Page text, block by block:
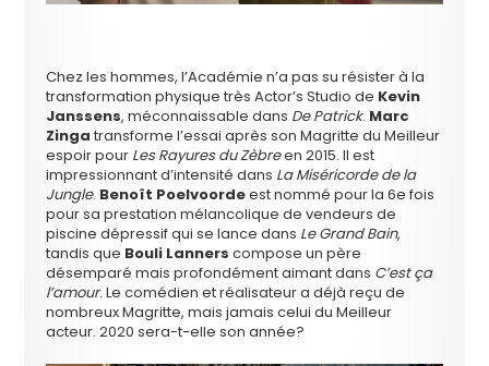
Chez les hommes, l’Académie n’a pas su résister à la
transformation physique très Actor’s Studio de Kevin
Janssens, méconnaissable dans De Patrick. Marc
Zinga transforme l’essai après son Magritte du Meilleur
espoir pour Les Rayures du Zèbreen 2015. Il est
impressionnant d’intensité dans La Miséricorde de la
Jungle. Benoît Poelvoordeest nommé pour la 6e fois
pour sa prestation mélancolique de vendeurs de
piscine dépressif qui se lance dans Le Grand Bain,
tandis que Bouli Lanners compose un père
désemparé mais profondément aimant dans C’est ça
l’amour. Le comédien et réalisateur a déjà reçu de
nombreux Magritte, mais jamais celui du Meilleur
acteur. 2020 sera-t-elle son année?